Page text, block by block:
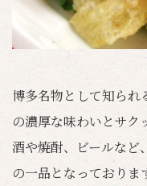
博多名物として知られ
の濃厚な味わいとサ
酒や焼酎、ビールなど
の一品となっており